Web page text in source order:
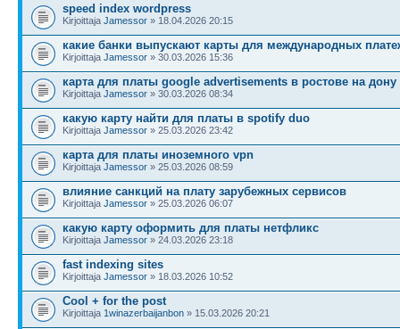
speed index wordpress
Kirjoittaja Jamessor » 18.04.2026 20:15
какие банки выпускают карты для международных
Kirjoittaja Jamessor » 30.03.2026 15:36
карта для платы google advertisements в ростове на дону
Kirjoittaja Jamessor » 30.03.2026 08:34
какую карту найти для платы в spotify duo
Kirjoittaja Jamessor » 25.03.2026 23:42
карта для платы иноземного vpn
Kirjoittaja Jamessor » 25.03.2026 08:59
влияние санкций на плату зарубежных сервисов
Kirjoittaja Jamessor » 25.03.2026 06:07
какую карту оформить для платы нетфликс
Kirjoittaja Jamessor » 24.03.2026 23:18
fast indexing sites
Kirjoittaja Jamessor » 18.03.2026 10:52
Cool + for the post
Kirjoittaja 1winazerbaijanbon » 15.03.2026 20:21